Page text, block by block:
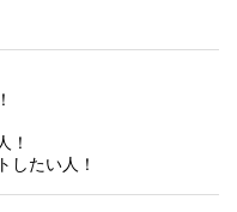
！
したい人！